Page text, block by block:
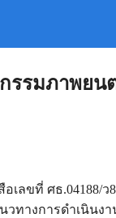
รมภาพยน
ขที่ ศธ.04188/ว
วทางการดำเนินง